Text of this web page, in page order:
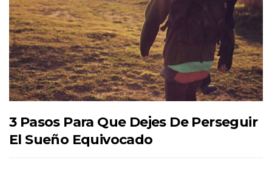
3 Pasos Para Que Dejes De Perseguir
El Sueño Equivocado